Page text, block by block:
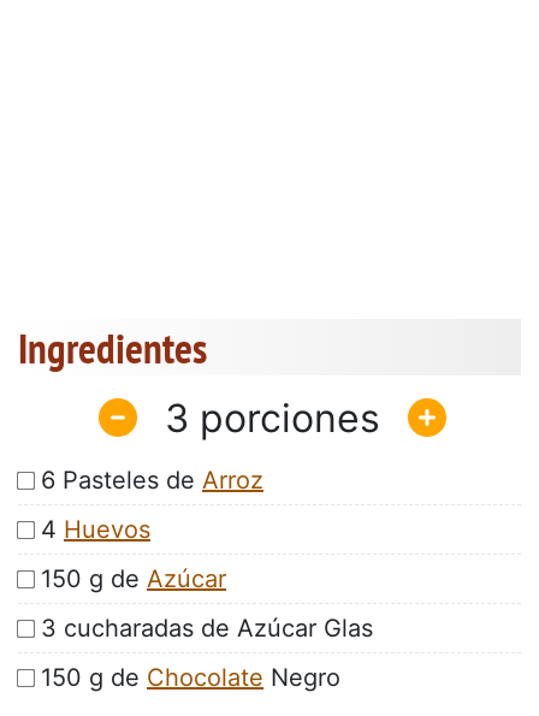
Ingredientes
3
6 Pasteles de Arroz
4 Huevos
150 g de Azúcar
3 cucharadas de Azúcar Glas
150 g de Chocolate Negro